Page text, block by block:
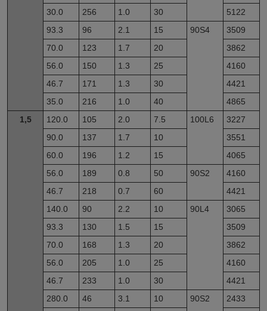
30.0 256 1.0 30
5122
93.3
96 2.1 15 90S4
3509
70.0
123 1.7 20
3862
56.0
150 1.3 25
4160
46.7
171 1.3 30
4421
35.0
216 1.0 40
4865
1,5
120.0 105 2.0 7.5 100L6
3227
90.0
137 1.7 10
3551
60.0
196 1.2 15
4065
56.0
189 0.8 50 90S2
4160
46.7
218 0.7 60
4421
140.0
90 2.2 10 90L4
3065
93.3
130 1.5 15
3509
70.0
168 1.3 20
3862
56.0
205 1.0 25
4160
46.7
233 1.0 30
4421
280.0
46 3.1 10 90S2
2433